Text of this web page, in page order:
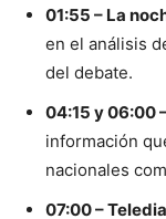
01:55 – La
en el análisis
del debate.
04:15 y 06:00
información
nacionales
07:00 –